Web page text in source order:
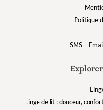
Politique
SMS –
Linge de lit : douceur,